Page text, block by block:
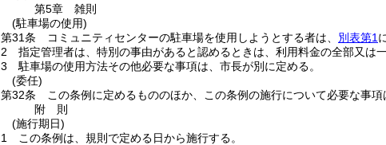
第5章
雑則
(駐車場の使用)
第31条
コミュニティセンターの駐車場を使用しようとする者は、 別表第1
2
指定管理者は、特別の事由があると認めるときは、利用料金の全部又は
3
駐車場の使用方法その他必要な事項は、市長が別に定める。
(委任)
第32条
この条例に定めるもののほか、この条例の施行について必要な事項
附 則
(施行期日)
1
この条例は、規則で定める日から施行する。